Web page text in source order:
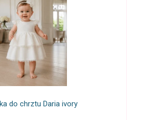
do chrztu Daria ivory